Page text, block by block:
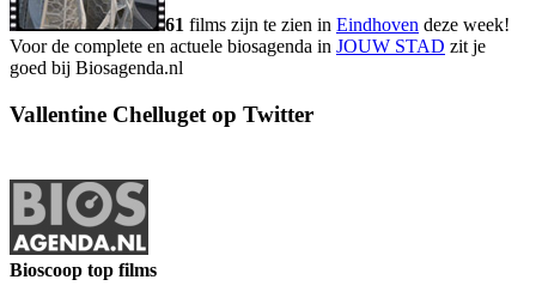
61 films zijn te zien in Eindhoven deze week!
Voor de complete en actuele biosagenda in JOUW STAD zit je
goed bij Biosagenda.nl
Vallentine Chelluget op Twitter
Bioscoop top films